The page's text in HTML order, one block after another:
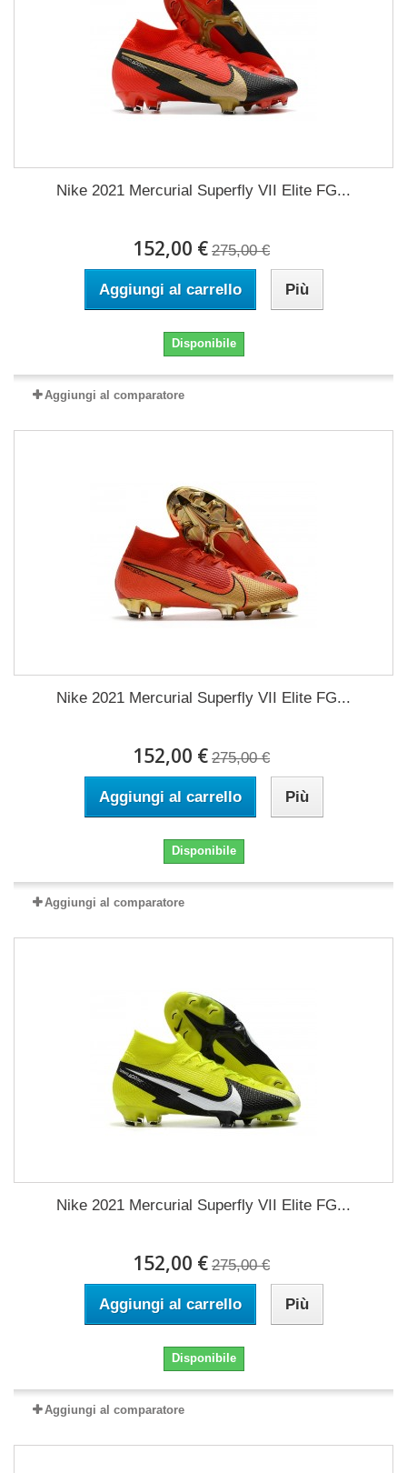
Nike 2021 Mercurial Superfly VII Elite FG...
152,00 € 275,00 €
Aggiungi al carrello Più
Disponibile
Aggiungi al comparatore
Nike 2021 Mercurial Superfly VII Elite FG...
152,00 € 275,00 €
Aggiungi al carrello Più
Disponibile
Aggiungi al comparatore
Nike 2021 Mercurial Superfly VII Elite FG...
152,00 € 275,00 €
Aggiungi al carrello Più
Disponibile
Aggiungi al comparatore